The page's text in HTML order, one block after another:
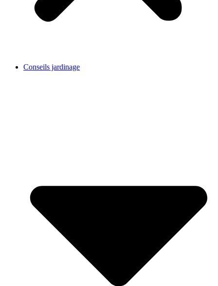
Conseils jardinage